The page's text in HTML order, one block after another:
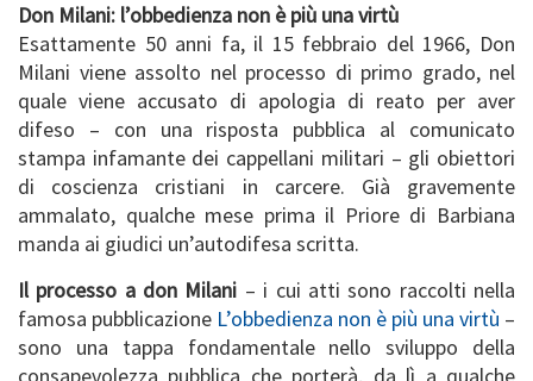
Don Milani: l’obbedienza non è più una virtù
Esattamente 50 anni fa, il 15 febbraio del 1966, Don
Milani viene assolto nel processo di primo grado, nel
quale viene accusato di apologia di reato per aver
difeso – con una risposta pubblica al comunicato
stampa infamante dei cappellani militari – gli obiettori
di coscienza cristiani in carcere. Già gravemente
ammalato, qualche mese prima il Priore di Barbiana
manda ai giudici un’autodifesa scritta.
Il processo a don Milani – i cui atti sono raccolti nella
famosa pubblicazione L’obbedienza non è più una virtù –
sono una tappa fondamentale nello sviluppo della